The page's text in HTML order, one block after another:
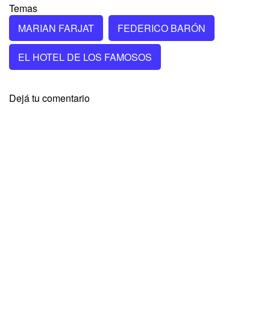
Temas
MARIAN FARJAT
FEDERICO BARÓN
EL HOTEL DE LOS FAMOSOS
Dejá tu comentario